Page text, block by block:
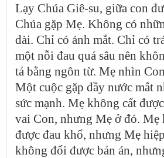
Lạy Chúa Giê-su, giữa con
Chúa gặp Mẹ. Không có
dài. Chỉ có ánh mắt. Chỉ có
một nỗi đau quá sâu nên
tả bằng ngôn từ. Mẹ nhìn
Một cuộc gặp đầy nước mắt
sức mạnh. Mẹ không cất
vai Con, nhưng Mẹ ở đó. Mẹ
được đau khổ, nhưng Mẹ
không đổi được bản án,